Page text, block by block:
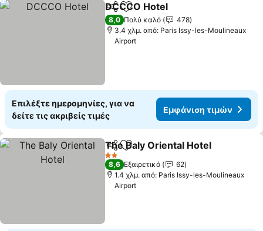
Κοινοποίηση
Προσθήκη στα αγαπημένα
DCCCO Hotel
8,0 Πολύ καλό
478
3.4 χλμ. από: Paris Issy-les-Moulineaux
Airport
Επιλέξτε ημερομηνίες, για να
δείτε τις ακριβείς τιμές
Εμφάνιση τιμών
Κοινοποίηση
Προσθήκη στα αγαπημένα
The Baly Oriental Hotel
2 Αστέρια
8,6 Εξαιρετικό
62
1.4 χλμ. από: Paris Issy-les-Moulineaux
Airport